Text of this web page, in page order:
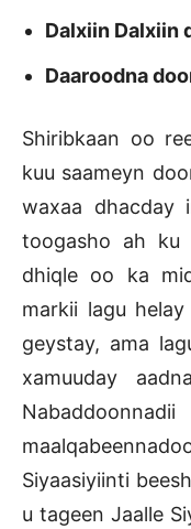
Dalxiin Dalxiin
Daaroodna
Shiribkaan oo
kuu saameyn
waxaa dhacday
toogasho ah ku
dhiqle oo ka
markii lagu
geystay, ama
xamuuday
Siyaasiyiinti
u tageen Jaalle